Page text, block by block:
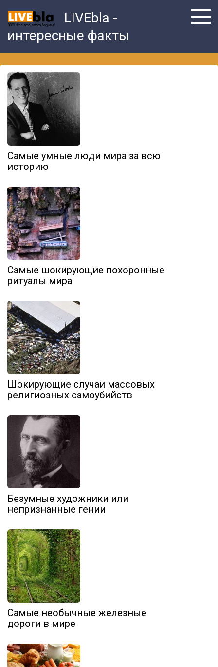
content
LIVEbla -
интересные факты
Самые умные люди мира за всю
историю
Самые шокирующие похоронные
ритуалы мира
Шокирующие случаи массовых
религиозных самоубийств
Безумные художники или
непризнанные гении
Самые необычные железные
дороги в мире